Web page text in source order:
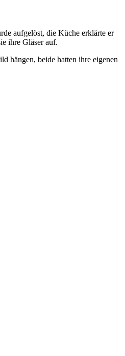
aufgelöst, die Küche erklärte er
ihre Gläser auf.
hängen, beide hatten ihre eigenen